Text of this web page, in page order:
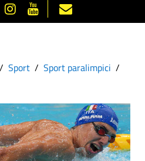
Sport
Sport paralimpici